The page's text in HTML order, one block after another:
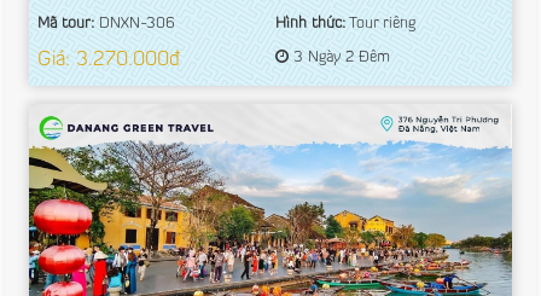
Mã tour:DNXN-306 Hình thức:Tour riêng
Giá: 3.270.000đ 3 Ngày 2 Đêm